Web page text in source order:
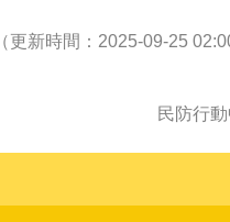
新時間：2025-09-25